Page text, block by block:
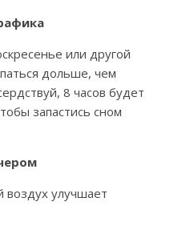
или другой
дольше, чем
8 часов будет
запастись сном
воздух улучшает